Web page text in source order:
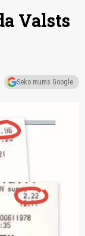
Valsts
Seko mums Google